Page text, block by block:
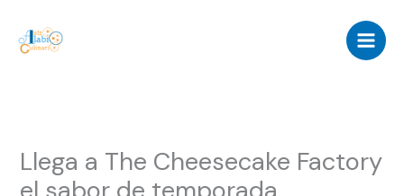
content
Llega a The Cheesecake Factory